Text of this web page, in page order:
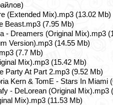
(Extended Mix).mp3 (13.02 Mb)
Beast.mp3 (7.95 Mb)
- Dreamers (Original Mix).mp3
Version).mp3 (14.55 Mb)
(7.7 Mb)
Mix).mp3 (15.42 Mb)
Party At Part 2.mp3 (9.52 Mb)
Kern & TomE - Stars In Miami
- DeLorean (Original Mix).mp3
Mix).mp3 (11.53 Mb)